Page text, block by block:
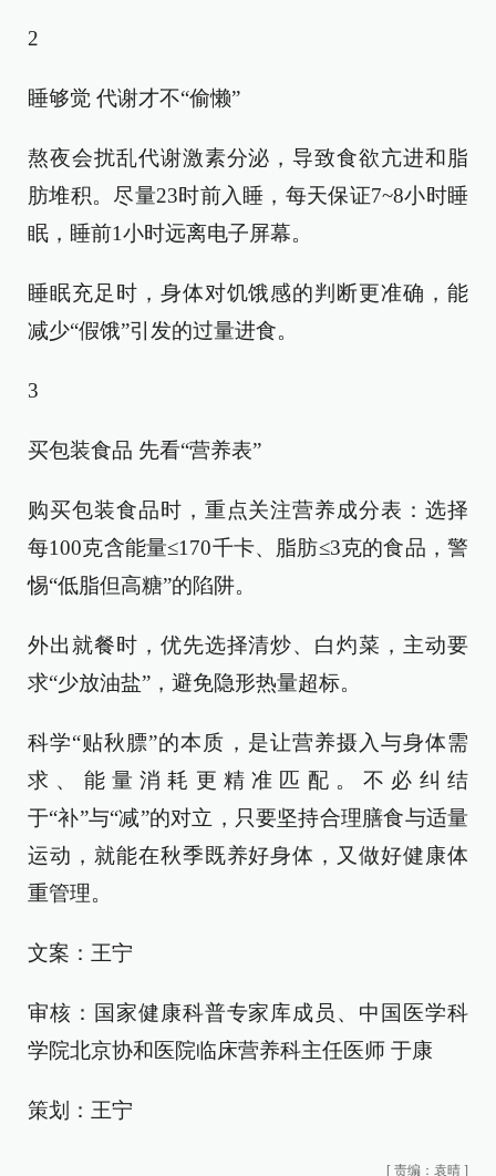
2
睡够觉 代谢才不“偷懒”
熬夜会扰乱代谢激素分泌，导致食欲亢进和脂
肪堆积。尽量23时前入睡，每天保证7~8小时睡
眠，睡前1小时远离电子屏幕。
睡眠充足时，身体对饥饿感的判断更准确，能
减少“假饿”引发的过量进食。
3
买包装食品 先看“营养表”
购买包装食品时，重点关注营养成分表：选择
每100克含能量≤170千卡、脂肪≤3克的食品，警
惕“低脂但高糖”的陷阱。
外出就餐时，优先选择清炒、白灼菜，主动要
求“少放油盐”，避免隐形热量超标。
科学“贴秋膘”的本质，是让营养摄入与身体需
求、能量消耗更精准匹配。不必纠结
于“补”与“减”的对立，只要坚持合理膳食与适量
运动，就能在秋季既养好身体，又做好健康体
重管理。
文案：王宁
审核：国家健康科普专家库成员、中国医学科
学院北京协和医院临床营养科主任医师 于康
策划：王宁
[ 责编：袁晴 ]